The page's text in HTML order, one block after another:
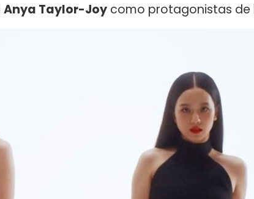
Anya Taylor-Joy como protagonistas de